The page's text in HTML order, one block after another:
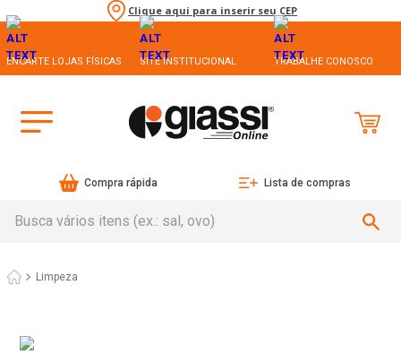
Clique aqui para inserir seu CEP
ENCARTE LOJAS FÍSICAS SITE INSTITUCIONAL TRABALHE CONOSCO
Compra rápida Lista de compras
Limpeza